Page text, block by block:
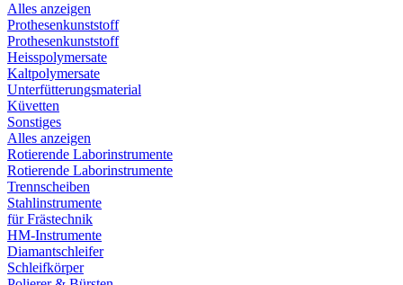
Alles anzeigen
Prothesenkunststoff
Prothesenkunststoff
Heisspolymersate
Kaltpolymersate
Unterfütterungsmaterial
Küvetten
Sonstiges
Alles anzeigen
Rotierende Laborinstrumente
Rotierende Laborinstrumente
Trennscheiben
Stahlinstrumente
für Frästechnik
HM-Instrumente
Diamantschleifer
Schleifkörper